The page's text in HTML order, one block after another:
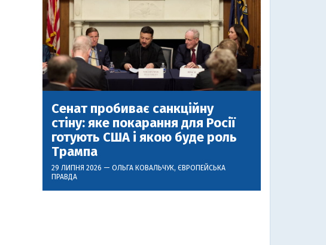
Сенат пробиває санкційну
стіну: яке покарання для Росії
готують США і якою буде роль
Трампа
29 ЛИПНЯ 2026 — ОЛЬГА КОВАЛЬЧУК, ЄВРОПЕЙСЬКА
ПРАВДА